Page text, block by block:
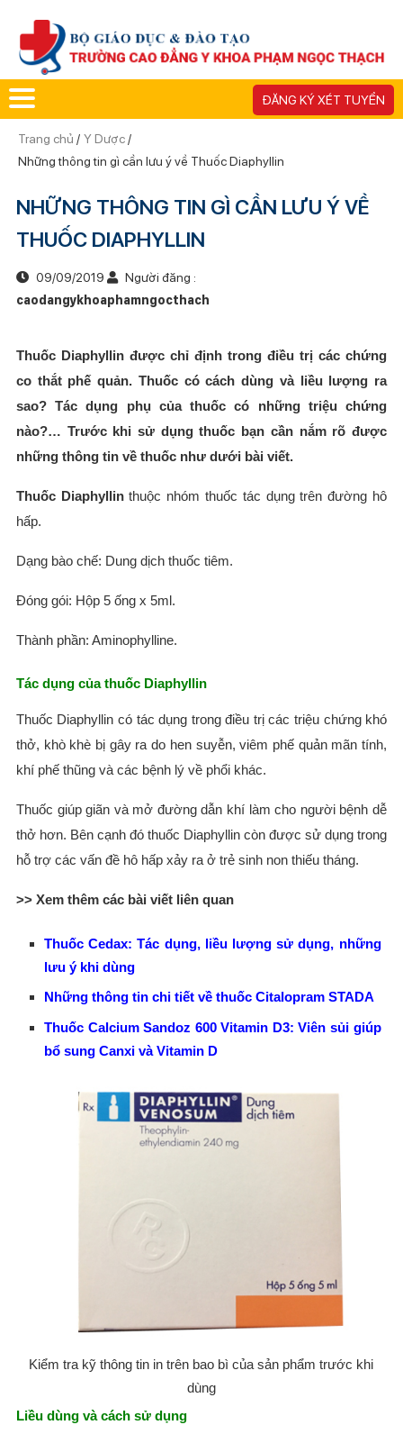
ĐĂNG KÝ XÉT TUYỂN
Trang chủ / Y Dược/
Những thông tin gì cần lưu ý về Thuốc Diaphyllin
NHỮNG THÔNG TIN GÌ CẦN LƯU Ý VỀ
THUỐC DIAPHYLLIN
09/09/2019
Người đăng :
caodangykhoaphamngocthach
Thuốc Diaphyllin được chỉ định trong điều trị các chứng
co thắt phế quản. Thuốc có cách dùng và liều lượng ra
sao? Tác dụng phụ của thuốc có những triệu chứng
nào?… Trước khi sử dụng thuốc bạn cần nắm rõ được
những thông tin về thuốc như dưới bài viết.
Thuốc Diaphyllinthuộc nhóm thuốc tác dụng trên đường hô
hấp.
Dạng bào chế: Dung dịch thuốc tiêm.
Đóng gói: Hộp 5 ống x 5ml.
Thành phần: Aminophylline.
Tác dụng của thuốc Diaphyllin
Thuốc Diaphyllin có tác dụng trong điều trị các triệu chứng khó
thở, khò khè bị gây ra do hen suyễn, viêm phế quản mãn tính,
khí phế thũng và các bệnh lý về phổi khác.
Thuốc giúp giãn và mở đường dẫn khí làm cho người bệnh dễ
thở hơn. Bên cạnh đó thuốc Diaphyllin còn được sử dụng trong
hỗ trợ các vấn đề hô hấp xảy ra ở trẻ sinh non thiếu tháng.
>> Xem thêm các bài viết liên quan
Thuốc Cedax: Tác dụng, liều lượng sử dụng, những
lưu ý khi dùng
Những thông tin chi tiết về thuốc Citalopram STADA
Thuốc Calcium Sandoz 600 Vitamin D3: Viên sủi giúp
bổ sung Canxi và Vitamin D
Kiểm tra kỹ thông tin in trên bao bì của sản phẩm trước khi
dùng
Liều dùng và cách sử dụng